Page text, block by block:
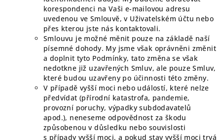
korespondenci na Vaši e-mailovou adresu
uvedenou ve Smlouvě, v Uživatelském účtu nebo
přes kterou jste nás kontaktovali.
Smlouvu je možné měnit pouze na základě naší
písemné dohody. My jsme však oprávněni změnit
a doplnit tyto Podmínky, tato změna se však
nedotkne již uzavřených Smluv, ale pouze Smluv,
které budou uzavřeny po účinnosti této změny.
V případě vyšší moci nebo událostí, které nelze
předvídat (přírodní katastrofa, pandemie,
provozní poruchy, výpadky subdodavatelů
apod.), neneseme odpovědnost za škodu
způsobenou v důsledku nebo souvislosti
s případy vyšší moci, a pokud stav vyšší moci trvá